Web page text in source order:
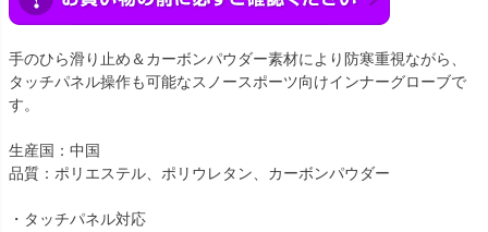
手のひら滑り止め＆カーボンパウダー素材により防寒重視ながら、
タッチパネル操作も可能なスノースポーツ向けインナーグローブで
す。
生産国：中国
品質：ポリエステル、ポリウレタン、カーボンパウダー
・タッチパネル対応